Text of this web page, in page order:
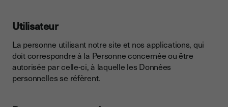
Utilisateur
La personne utilisant notre site et nos applications, qui
doit correspondre à la Personne concernée ou être
autorisée par celle-ci, à laquelle les Données
personnelles se réfèrent.